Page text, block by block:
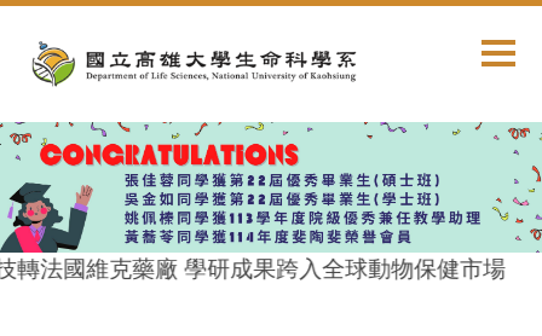
內
容
區
法國維克藥廠 學研成果跨入全球動物保健市場